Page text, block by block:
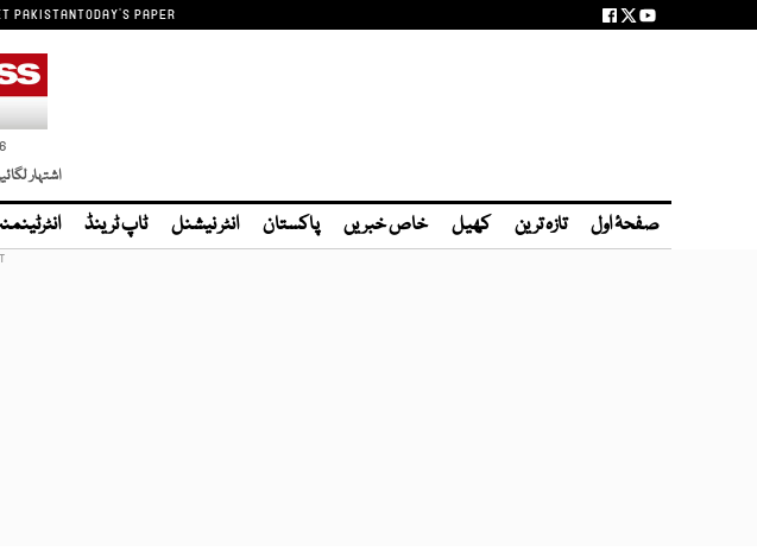
PAKISTANTODAY'S PAPER
اشتہار
صفحۂ اول تازہ ترین کھیل خاص خبریں پاکستان انٹر نیشنل ٹاپ ٹرینڈ